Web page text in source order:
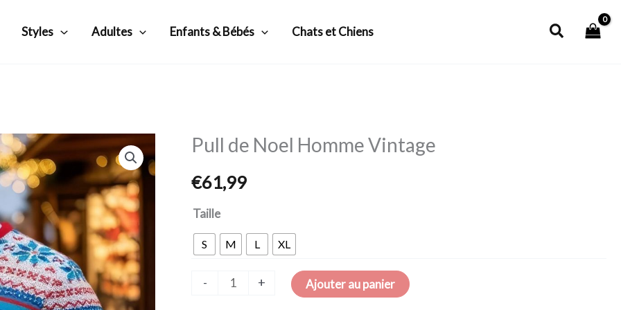
Styles Adultes​ Enfants & Bébés Chats et Chiens
Pull de Noel Homme Vintage
€61,99
Taille
S M L XL
-
quantité
Pull
de
Homme
+ Ajouter au panier